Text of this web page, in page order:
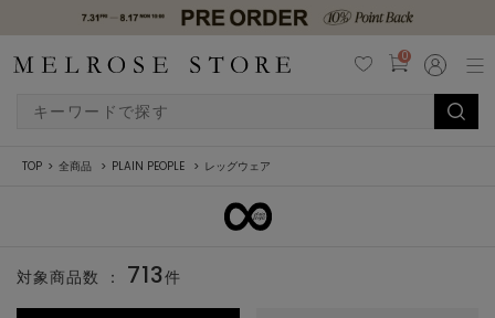
0
TOP 全商品 PLAIN PEOPLE レッグウェア
対象商品数 ： 713件